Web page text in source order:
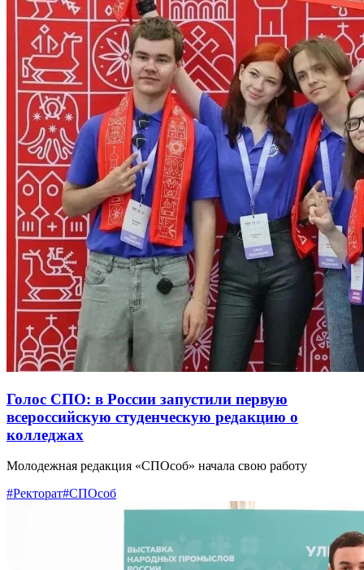
Голос СПО: в России запустили первую
всероссийскую студенческую редакцию о
колледжах
Молодежная редакция «СПОсоб» начала свою работу
#Ректорат#СПОсоб